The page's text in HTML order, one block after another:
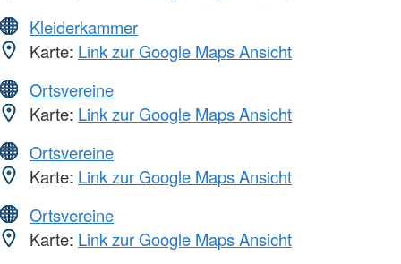
Kleiderkammer
Karte: Link zur Google Maps Ansicht
Ortsvereine
Karte: Link zur Google Maps Ansicht
Ortsvereine
Karte: Link zur Google Maps Ansicht
Ortsvereine
Karte: Link zur Google Maps Ansicht